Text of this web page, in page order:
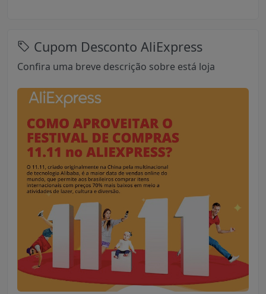
Cupom Desconto AliExpress
Confira uma breve descrição sobre está loja